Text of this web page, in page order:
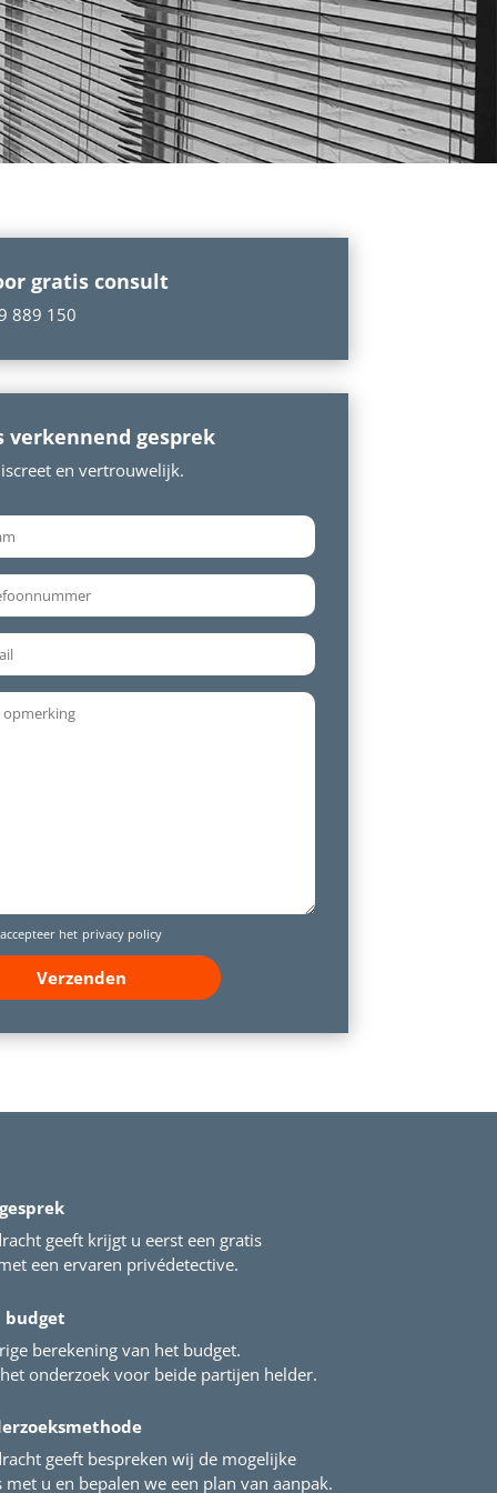
gratis consult
889 150
verkennend gesprek
en vertrouwelijk.
het privacy policy
geeft krijgt u eerst een gratis
een ervaren privédetective.
budget
berekening van het budget.
onderzoek voor beide partijen helder.
geeft bespreken wij de mogelijke
u en bepalen we een plan van aanpak.